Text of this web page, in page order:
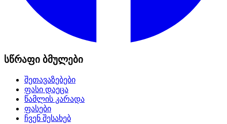
სწრაფი ბმულები
შეთავაზებები
ფასი დაეცა
წამლის კარადა
ფასები
ჩვენ შესახებ